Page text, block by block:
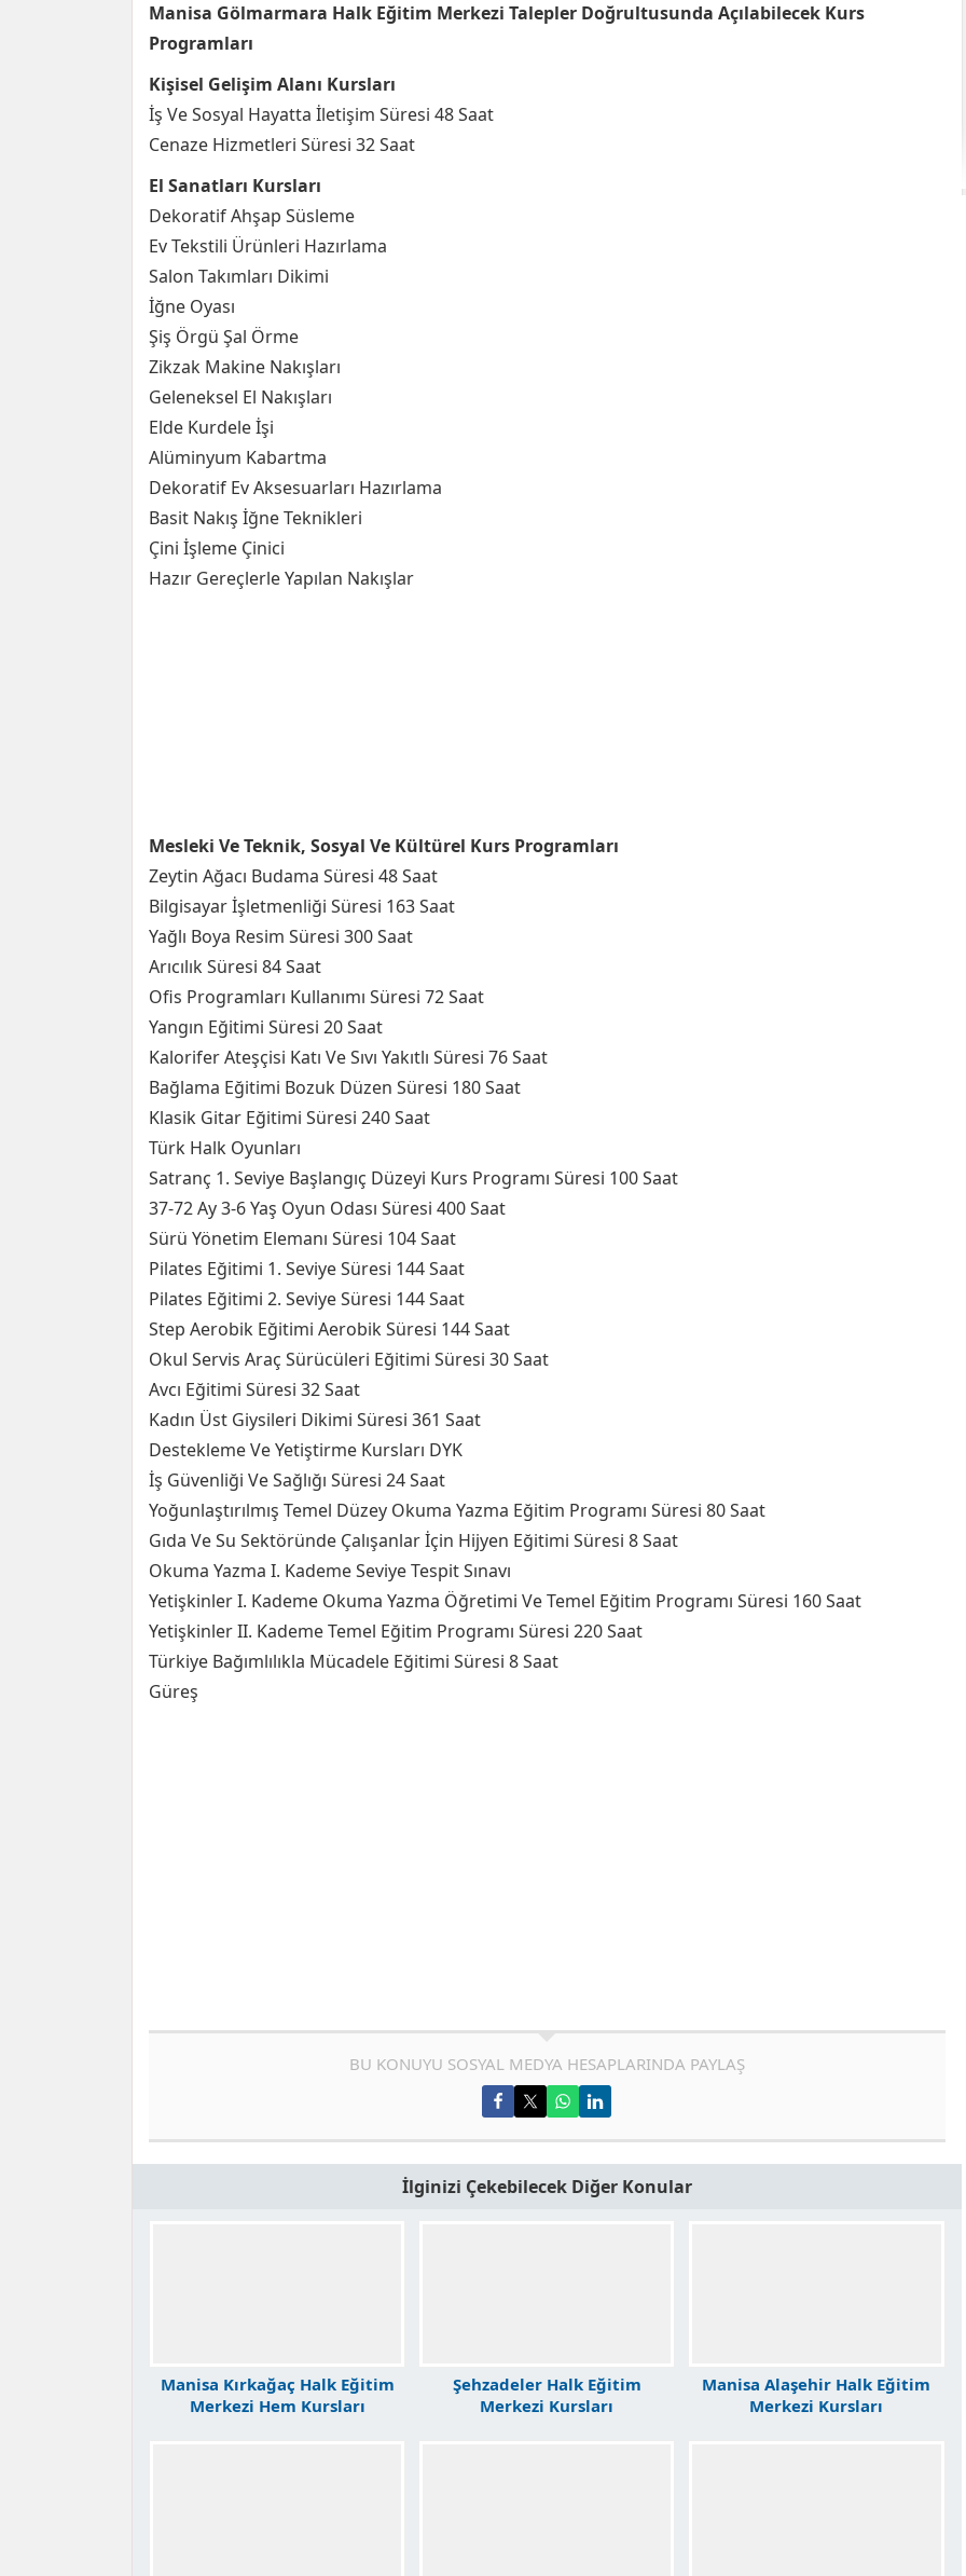
Manisa Gölmarmara Halk Eğitim Merkezi Talepler Doğrultusunda Açılabilecek Kurs
Programları
Kişisel Gelişim Alanı Kursları
İş Ve Sosyal Hayatta İletişim Süresi 48 Saat
Cenaze Hizmetleri Süresi 32 Saat
El Sanatları Kursları
Dekoratif Ahşap Süsleme
Ev Tekstili Ürünleri Hazırlama
Salon Takımları Dikimi
İğne Oyası
Şiş Örgü Şal Örme
Zikzak Makine Nakışları
Geleneksel El Nakışları
Elde Kurdele İşi
Alüminyum Kabartma
Dekoratif Ev Aksesuarları Hazırlama
Basit Nakış İğne Teknikleri
Çini İşleme Çinici
Hazır Gereçlerle Yapılan Nakışlar
Mesleki Ve Teknik, Sosyal Ve Kültürel Kurs Programları
Zeytin Ağacı Budama Süresi 48 Saat
Bilgisayar İşletmenliği Süresi 163 Saat
Yağlı Boya Resim Süresi 300 Saat
Arıcılık Süresi 84 Saat
Ofis Programları Kullanımı Süresi 72 Saat
Yangın Eğitimi Süresi 20 Saat
Kalorifer Ateşçisi Katı Ve Sıvı Yakıtlı Süresi 76 Saat
Bağlama Eğitimi Bozuk Düzen Süresi 180 Saat
Klasik Gitar Eğitimi Süresi 240 Saat
Türk Halk Oyunları
Satranç 1. Seviye Başlangıç Düzeyi Kurs Programı Süresi 100 Saat
37-72 Ay 3-6 Yaş Oyun Odası Süresi 400 Saat
Sürü Yönetim Elemanı Süresi 104 Saat
Pilates Eğitimi 1. Seviye Süresi 144 Saat
Pilates Eğitimi 2. Seviye Süresi 144 Saat
Step Aerobik Eğitimi Aerobik Süresi 144 Saat
Okul Servis Araç Sürücüleri Eğitimi Süresi 30 Saat
Avcı Eğitimi Süresi 32 Saat
Kadın Üst Giysileri Dikimi Süresi 361 Saat
Destekleme Ve Yetiştirme Kursları DYK
İş Güvenliği Ve Sağlığı Süresi 24 Saat
Yoğunlaştırılmış Temel Düzey Okuma Yazma Eğitim Programı Süresi 80 Saat
Gıda Ve Su Sektöründe Çalışanlar İçin Hijyen Eğitimi Süresi 8 Saat
Okuma Yazma I. Kademe Seviye Tespit Sınavı
Yetişkinler I. Kademe Okuma Yazma Öğretimi Ve Temel Eğitim Programı Süresi 160 Saat
Yetişkinler II. Kademe Temel Eğitim Programı Süresi 220 Saat
Türkiye Bağımlılıkla Mücadele Eğitimi Süresi 8 Saat
Güreş
BU KONUYU SOSYAL MEDYA HESAPLARINDA PAYLAŞ
İlginizi Çekebilecek Diğer Konular
Manisa Kırkağaç Halk Eğitim
Merkezi Hem Kursları
Şehzadeler Halk Eğitim
Merkezi Kursları
Manisa Alaşehir Halk Eğitim
Merkezi Kursları